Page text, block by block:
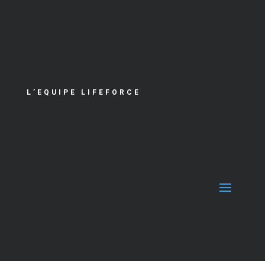
L’EQUIPE LIFEFORCE